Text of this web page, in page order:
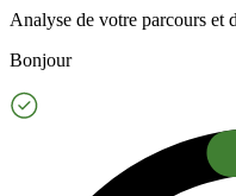
Analyse de votre parcours et
Bonjour